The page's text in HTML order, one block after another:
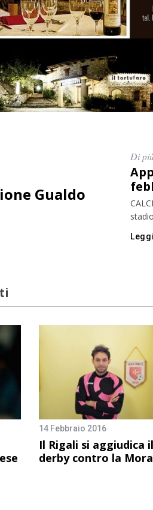
Gualdo
Di
14 Febbraio 2016
Il Rigali si aggiudica il
derby contro la